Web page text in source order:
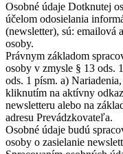
Osobné údaje Dotknutej
účelom odosielania
(newsletter), sú: emailová
osoby.
Právnym základom
osoby v zmysle § 13 ods.
ods. 1 písm. a)
kliknutím na aktívny
newsletteru alebo na
adresu Prevádzkovateľa.
Osobné údaje budú
osoby o zasielanie